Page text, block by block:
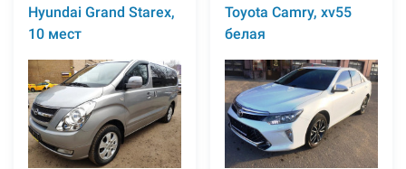
Hyundai Grand Starex,
10 мест
Toyota Camry, xv55
белая